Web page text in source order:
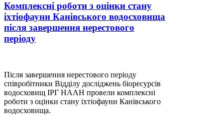
Комплексні роботи з оцінки стану
іхтіофауни Канівського водосховища
після завершення нерестового
періоду
Після завершення нерестового періоду
співробітники Відділу досліджень біоресурсів
водосховищ ІРГ НААН провели комплексні
роботи з оцінки стану іхтіофауни Канівського
водосховища.